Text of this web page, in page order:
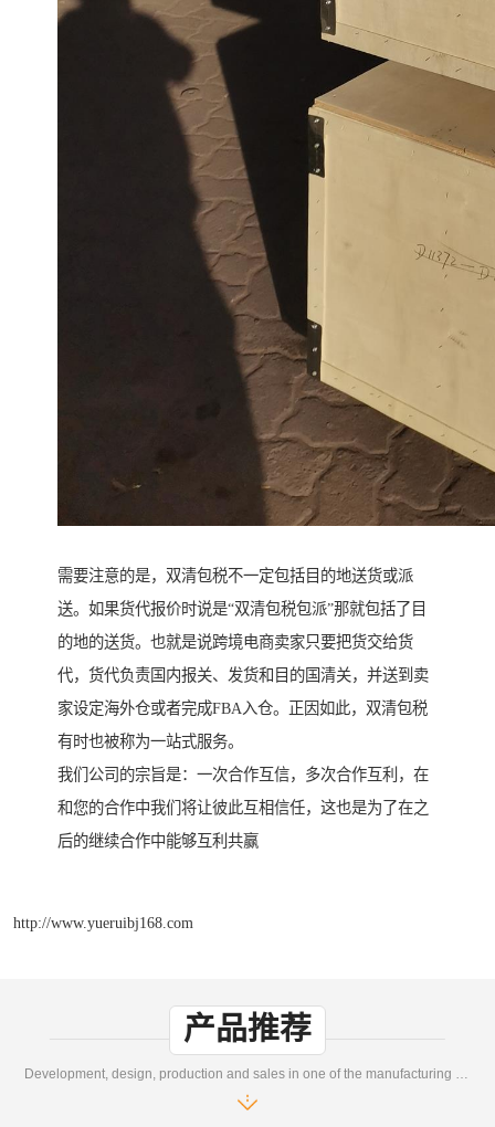
需要注意的是，双清包税不一定包括目的地送货或派
送。如果货代报价时说是“双清包税包派”那就包括了目
的地的送货。也就是说跨境电商卖家只要把货交给货
代，货代负责国内报关、发货和目的国清关，并送到卖
家设定海外仓或者完成FBA入仓。正因如此，双清包税
有时也被称为一站式服务。
我们公司的宗旨是：一次合作互信，多次合作互利，在
和您的合作中我们将让彼此互相信任，这也是为了在之
后的继续合作中能够互利共赢
http://www.yueruibj168.com
产品推荐
Development, design, production and sales in one of the manufacturing enterprises